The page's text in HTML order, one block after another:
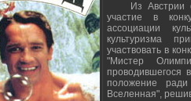
Из Австрии
участие в
ассоциации
культуризма
участвовать в
"Мистер
проводившегося
положение
Вселенная",